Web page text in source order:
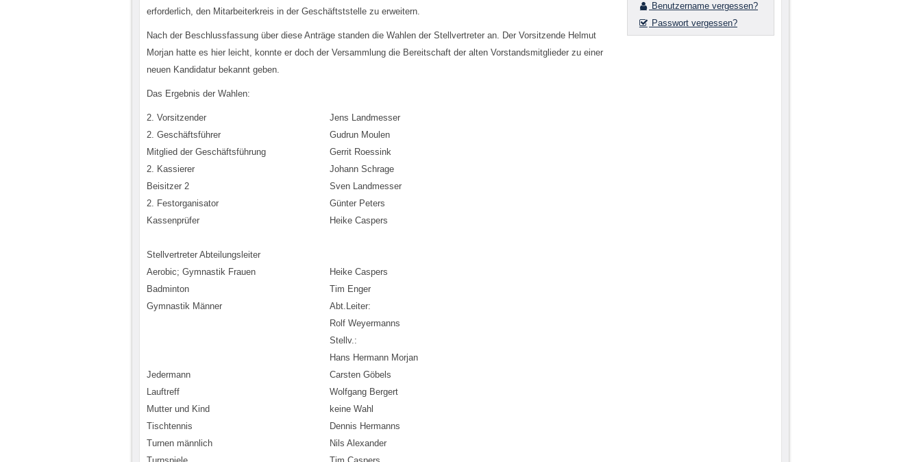
erforderlich, den Mitarbeiterkreis in der Geschäftststelle zu erweitern.
Nach der Beschlussfassung über diese Anträge standen die Wahlen der Stellvertreter an. Der Vorsitzende Helmut
Morjan hatte es hier leicht, konnte er doch der Versammlung die Bereitschaft der alten Vorstandsmitglieder zu einer
neuen Kandidatur bekannt geben.
Das Ergebnis der Wahlen:
2. Vorsitzender
Jens Landmesser
2. Geschäftsführer
Gudrun Moulen
Mitglied der Geschäftsführung
Gerrit Roessink
2. Kassierer
Johann Schrage
Beisitzer 2
Sven Landmesser
2. Festorganisator
Günter Peters
Kassenprüfer
Heike Caspers
Stellvertreter Abteilungsleiter
Aerobic; Gymnastik Frauen
Heike Caspers
Badminton
Tim Enger
Gymnastik Männer
Abt.Leiter:
Rolf Weyermanns
Stellv.:
Hans Hermann Morjan
Jedermann
Carsten Göbels
Lauftreff
Wolfgang Bergert
Mutter und Kind
keine Wahl
Tischtennis
Dennis Hermanns
Turnen männlich
Nils Alexander
Benutzername vergessen?
Passwort vergessen?